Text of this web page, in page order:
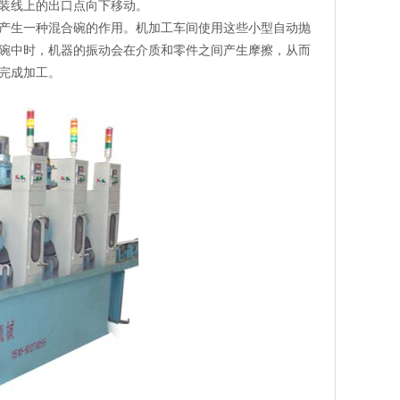
上的出口点向下移动。
生一种混合碗的作用。机加工车间使用这些小型自动抛
中时，机器的振动会在介质和零件之间产生摩擦，从而
加工。